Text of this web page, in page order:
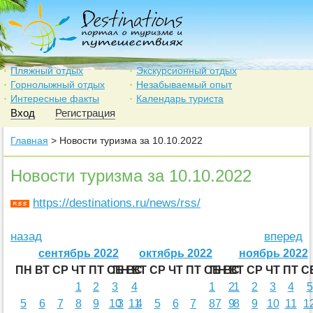
Пляжный отдых
Экскурсионный отдых
Горнолыжный отдых
Незабываемый опыт
Интересные факты
Календарь туриста
Вход Регистрация
Главная > Новости туризма за 10.10.2022
Новости туризма за 10.10.2022
https://destinations.ru/news/rss/
назад вперед
сентябрь 2022
ПН ВТ СР ЧТ ПТ СБ ВС
1
2 3
4
5
6 7 8 9 10
11
октябрь 2022
ПН ВТ СР ЧТ ПТ СБ ВС
1
2
3
4 5 6 7 8
9
ноябрь 2022
ПН ВТ СР ЧТ ПТ
1
2 3 4
5
7
8 9 10 11